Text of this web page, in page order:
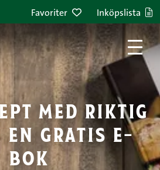
Favoriter Inköpslista
med riktig
en gratis e-
bok